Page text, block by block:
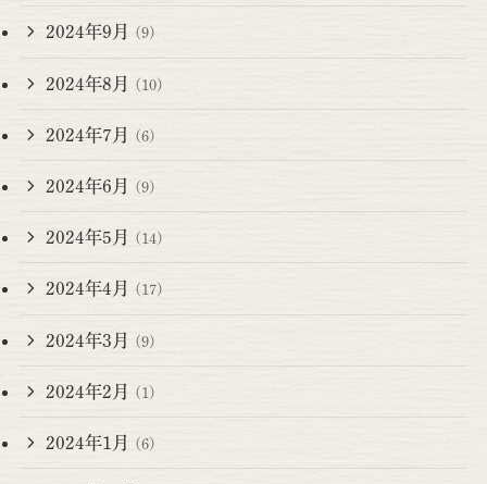
2024年9月 (9)
2024年8月 (10)
2024年7月 (6)
2024年6月 (9)
2024年5月 (14)
2024年4月 (17)
2024年3月 (9)
2024年2月 (1)
2024年1月 (6)